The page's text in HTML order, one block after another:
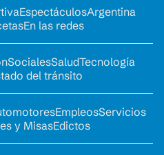
EspectáculosArgentina
En las redes
SocialesSaludTecnología
del tránsito
EmpleosServicios
y MisasEdictos